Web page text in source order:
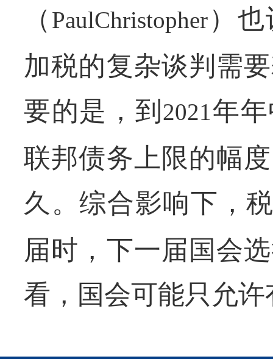
（ PaulChristopher ）
加税的复杂谈判需
要的是，到 2021年
联邦债务上限的幅
久。综合影响下，
届时，下一届国会
看，国会可能只允